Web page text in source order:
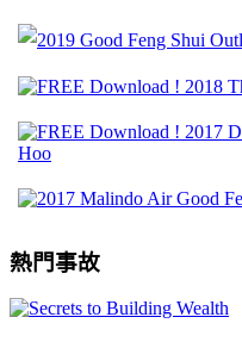
熱門事故